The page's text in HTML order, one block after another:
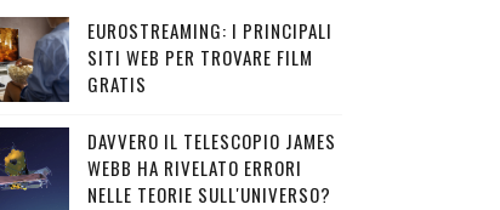
EUROSTREAMING: I PRINCIPALI
SITI WEB PER TROVARE FILM
GRATIS
DAVVERO IL TELESCOPIO JAMES
WEBB HA RIVELATO ERRORI
NELLE TEORIE SULL'UNIVERSO?